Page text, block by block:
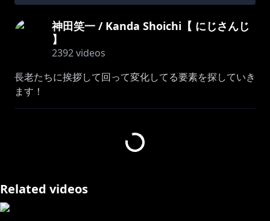
神田笑一 / Kanda Shoichi【 にじさんじ
】
2392videos
長老たちに挨拶して回って変化してる要素を探していき
ます！
もしかしたら新しい服とかあるかも？
Related videos